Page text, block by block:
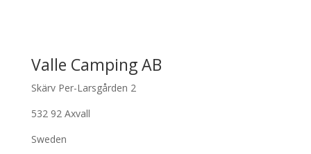
Valle Camping AB
Skärv Per-Larsgården 2
532 92 Axvall
Sweden